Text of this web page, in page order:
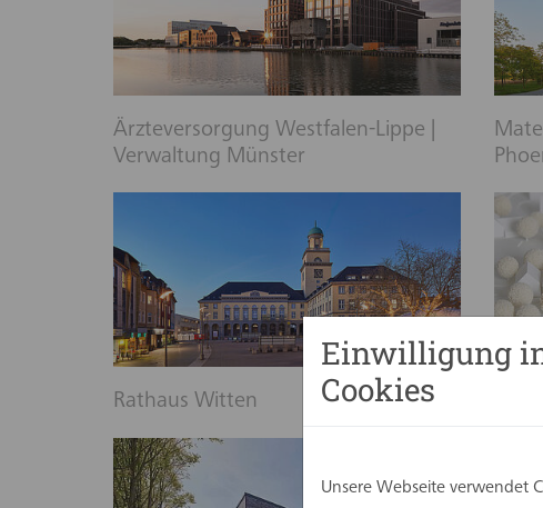
Ärzteversorgung Westfalen-Lippe |
Verwaltung Münster
Rathaus Witten
Einwilligung
Cookies
Unsere Webseite verwendet